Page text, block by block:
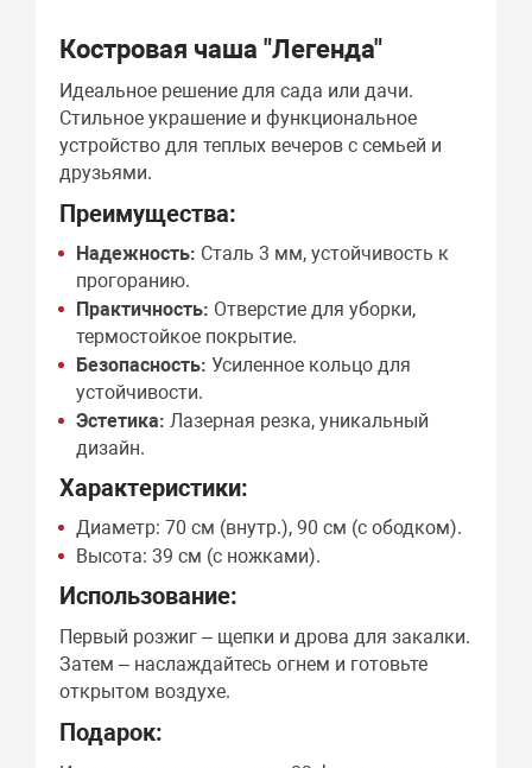
Костровая чаша "Легенда"
Идеальное решение для сада или дачи.
Стильное украшение и функциональное
устройство для теплых вечеров с семьей и
друзьями.
Преимущества:
Надежность: Сталь 3 мм, устойчивость к
прогоранию.
Практичность: Отверстие для уборки,
термостойкое покрытие.
Безопасность: Усиленное кольцо для
устойчивости.
Эстетика: Лазерная резка, уникальный
дизайн.
Характеристики:
Диаметр: 70 см (внутр.), 90 см (с ободком).
Высота: 39 см (с ножками).
Использование:
Первый розжиг – щепки и дрова для закалки.
Затем – наслаждайтесь огнем и готовьте
открытом воздухе.
Подарок: